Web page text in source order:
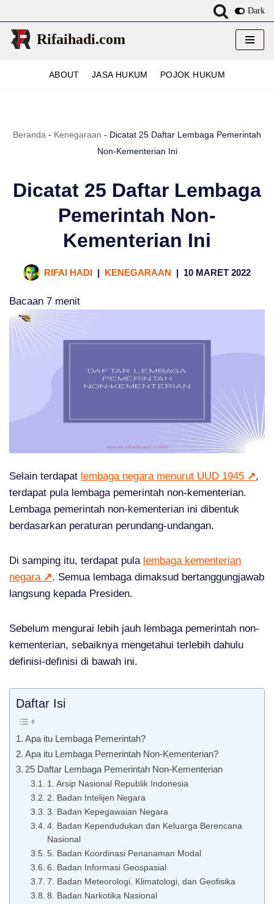
Lompat
ke
Dark
Rifaihadi.com
ABOUT JASA HUKUM POJOK HUKUM
Beranda - Kenegaraan - Dicatat 25 Daftar Lembaga Pemerintah
Non-Kementerian Ini
Dicatat 25 Daftar Lembaga
Pemerintah Non-
Kementerian Ini
RIFAI HADI KENEGARAAN 10 MARET 2022
Bacaan 7 menit
Selain terdapat lembaga negara menurut UUD 1945 ↗,
terdapat pula lembaga pemerintah non-kementerian.
Lembaga pemerintah non-kementerian ini dibentuk
berdasarkan peraturan perundang-undangan.
Di samping itu, terdapat pula lembaga kementerian
negara ↗. Semua lembaga dimaksud bertanggungjawab
langsung kepada Presiden.
Sebelum mengurai lebih jauh lembaga pemerintah non-
kementerian, sebaiknya mengetahui terlebih dahulu
definisi-definisi di bawah ini.
Daftar Isi
Apa itu Lembaga Pemerintah?
Apa itu Lembaga Pemerintah Non-Kementerian?
25 Daftar Lembaga Pemerintah Non-Kementerian
1. Arsip Nasional Republik Indonesia
2. Badan Intelijen Negara
3. Badan Kepegawaian Negara
4. Badan Kependudukan dan Keluarga Berencana
Nasional
5. Badan Koordinasi Penanaman Modal
6. Badan Informasi Geospasial
7. Badan Meteorologi, Klimatologi, dan Geofisika
8. Badan Narkotika Nasional